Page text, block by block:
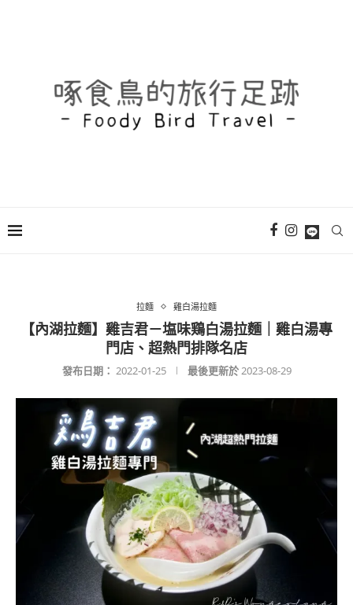
拉麵 雞白湯拉麵
【內湖拉麵】雞吉君－塩味鶏白湯拉麵｜雞白湯專
門店、超熱門排隊名店
發布日期： 2022-01-25 最後更新於2023-08-29